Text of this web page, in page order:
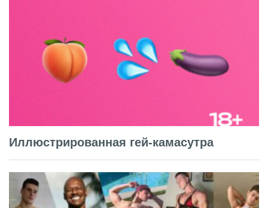
Иллюстрированная гей-камасутра